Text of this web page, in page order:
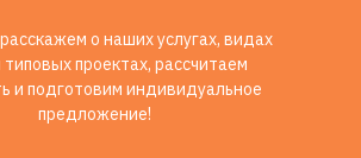
о наших услугах, видах
проектах, рассчитаем
и подготовим индивидуальное
предложение!